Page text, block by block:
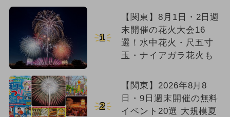
1
【関東】8月1日・2日週
末開催の花火大会16
選！水中花火・尺五寸
玉・ナイアガラ花火も
2
【関東】2026年8月8
日・9日週末開催の無料
イベント20選 大規模夏